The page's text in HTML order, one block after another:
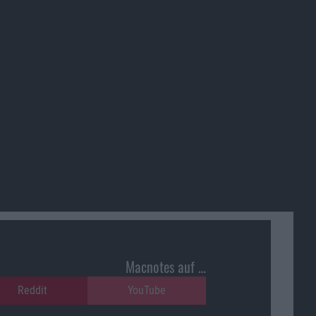
Macnotes auf …
Reddit YouTube